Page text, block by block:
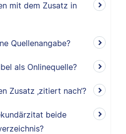
mit dem Zusatz in
Quellenangabe?
als Onlinequelle?
Zusatz ‚zitiert nach‘?
beide